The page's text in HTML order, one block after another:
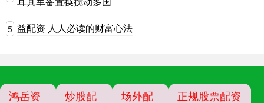
5 益配资 人人必读的财富心法
鸿岳资 炒股配 场外配 正规股票配资